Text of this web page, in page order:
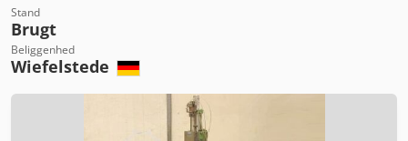
Stand
Brugt
Beliggenhed
Wiefelstede